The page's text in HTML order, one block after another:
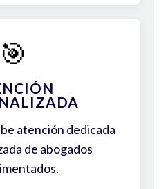
🎯
atención dedicada
de abogados